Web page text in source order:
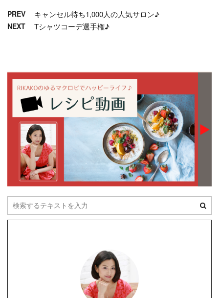
PREV キャンセル待ち1,000人の人気サロン♪
NEXT Tシャツコーデ選手権♪